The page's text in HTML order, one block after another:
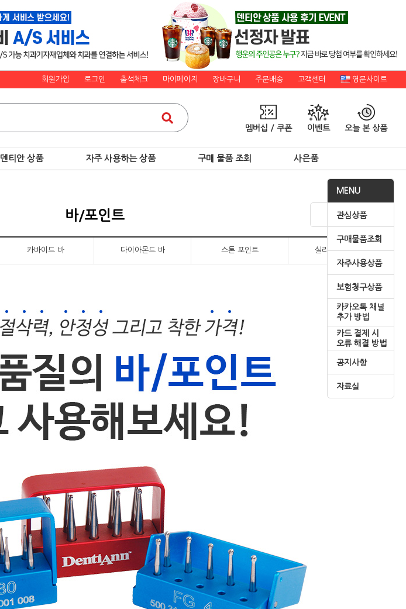
회원가입 로그인 출석체크 마이페이지 장바구니 주문배송 고객센터 영문사이트
멤버십 / 쿠폰 이벤트 오늘 본 상품
덴티안 상품 자주 사용하는 상품 구매 물품 조회 사은품
MENU
관심상품
구매물품조회
자주사용상품
보험청구상품
카카오톡 채널
추가 방법
카드 결제 시
오류 해결 방법
공지사항
자료실
바/포인트
카바이드 바 다이아몬드 바 스톤 포인트 실리콘 포인트